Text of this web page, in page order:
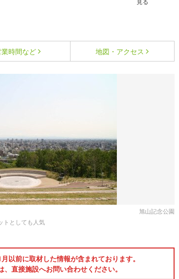
業時間など 地図・アクセス
旭山記念公園
トとしても人気
以前に取材した情報が含まれております。
直接施設へお問い合わせください。